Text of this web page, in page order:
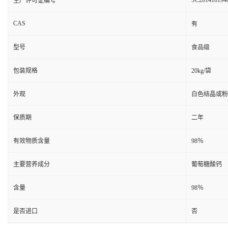
CAS 有
型号 食品级
包装规格 20kg/袋
外观 白色结晶或
保质期 二年
有效物质含量 98％
主要营养成分 葡萄糖酸钙
含量 98％
是否进口 否